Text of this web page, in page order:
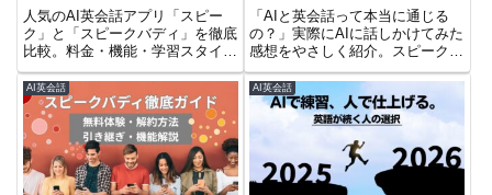
話はどっち？
人気のAI英会話アプリ「スピー
ク」と「スピークバディ」を徹底
比較。料金・機能・学習スタイル
の違いから、あなたに合うアプリ
を見つけましょう。どっちがいい
か迷っている人は必読です！
「AIと英会話って本当に通じる
の？」実際にAIに話しかけてみた
感想をやさしく紹介。スピークバ
ディなどおすすめアプリも掲載。
AI英会話 AI英会話